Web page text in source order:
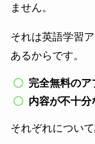
ません。
それは英語学習
あるからです。
完全無料の
内容が不十分
それぞれについ